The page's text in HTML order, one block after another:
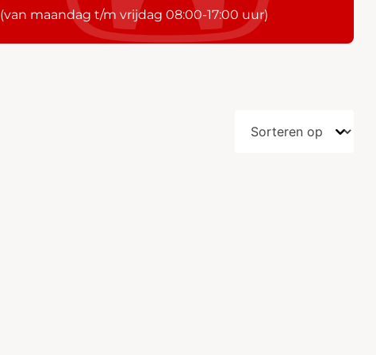
(van maandag t/m vrijdag 08:00-17:00 uur)